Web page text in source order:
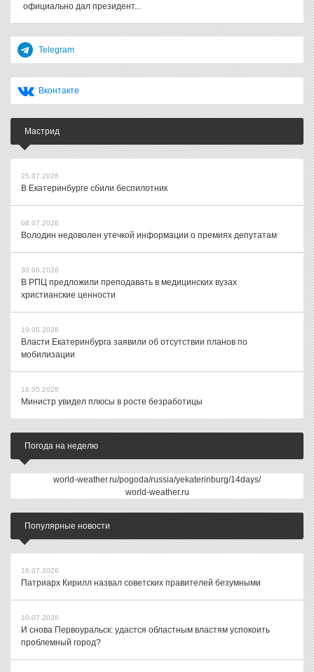
официально дал президент...
Telegram
Вконтакте
Мастрид
25.07.2026
В Екатеринбурге сбили беспилотник
08.07.2026
Володин недоволен утечкой информации о премиях депутатам
30.06.2026
В РПЦ предложили преподавать в медицинских вузах
христианские ценности
19.05.2026
Власти Екатеринбурга заявили об отсутствии планов по
мобилизации
18.05.2026
Министр увидел плюсы в росте безработицы
Погода на неделю
world-weather.ru/pogoda/russia/yekaterinburg/14days/
world-weather.ru
Популярные новости
16.07.2026
Патриарх Кирилл назвал советских правителей безумными
10.07.2026
И снова Первоуральск: удастся областным властям успокоить
проблемный город?